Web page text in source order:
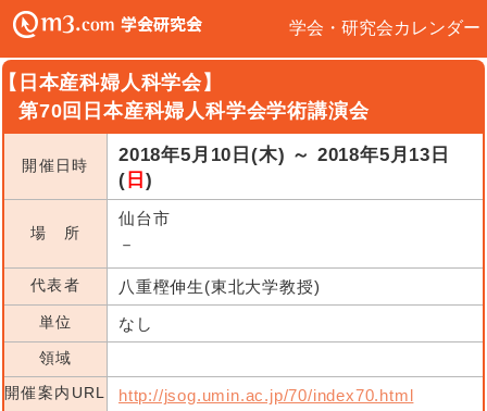
学会・研究会カレンダー
日本産科婦人科学会】
第70回日本産科婦人科学会学術講演会
開催日時
2018年5月10日(木) ～ 2018年5月13日
( 日 )
場 所
仙台市
－
代表者 八重樫伸生(東北大学教授)
単位 なし
領域
開催案内URL
http://jsog.umin.ac.jp/70/index70.html